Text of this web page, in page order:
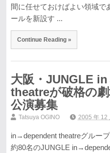
間に任せておけばよい領域で
ールを新設す ...
Continue Reading »
大阪・JUNGLE
theatreが破格の
公演募集
Tatsuya OGINO 2005 年 12
in→dependent theatreグルー
約80名のJUNGLE